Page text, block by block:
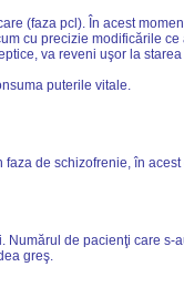
(faza pcl). În acest
cu precizie modificările
va reveni uşor la starea
puterile vitale.
de schizofrenie, în acest
Numărul de pacienţi care s-
greş.